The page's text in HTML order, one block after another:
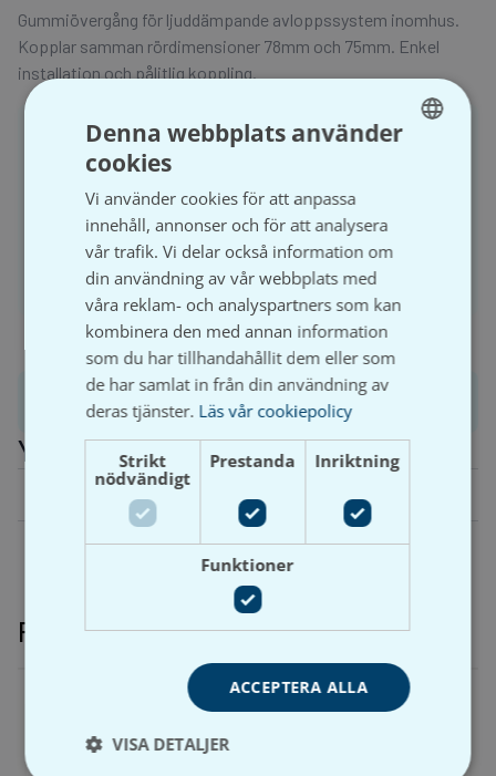
Gummiövergång för ljuddämpande avloppssystem inomhus.
Kopplar samman rördimensioner 78mm och 75mm. Enkel
installation och pålitlig koppling.
För att handla och se prisuppgifter på Våtrumsgross
behöver du ha ett registrerat företag och aktivt ett
Logga in Bli kund
Produktinformation
Ytterligare information
Relaterade produkter
Denna webbplats använder
cookies
Vi använder cookies för att anpassa
innehåll, annonser och för att analysera
vår trafik. Vi delar också information om
din användning av vår webbplats med
våra reklam- och analyspartners som kan
kombinera den med annan information
som du har tillhandahållit dem eller som
de har samlat in från din användning av
deras tjänster. Läs vår cookiepolicy
Strikt
nödvändigt
Prestanda Inriktning
Funktioner
ACCEPTERA ALLA
VISA DETALJER